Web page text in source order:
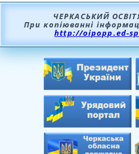
ЧЕРКАСЬКИЙ
При копіюванні
http://oipopp.ed-